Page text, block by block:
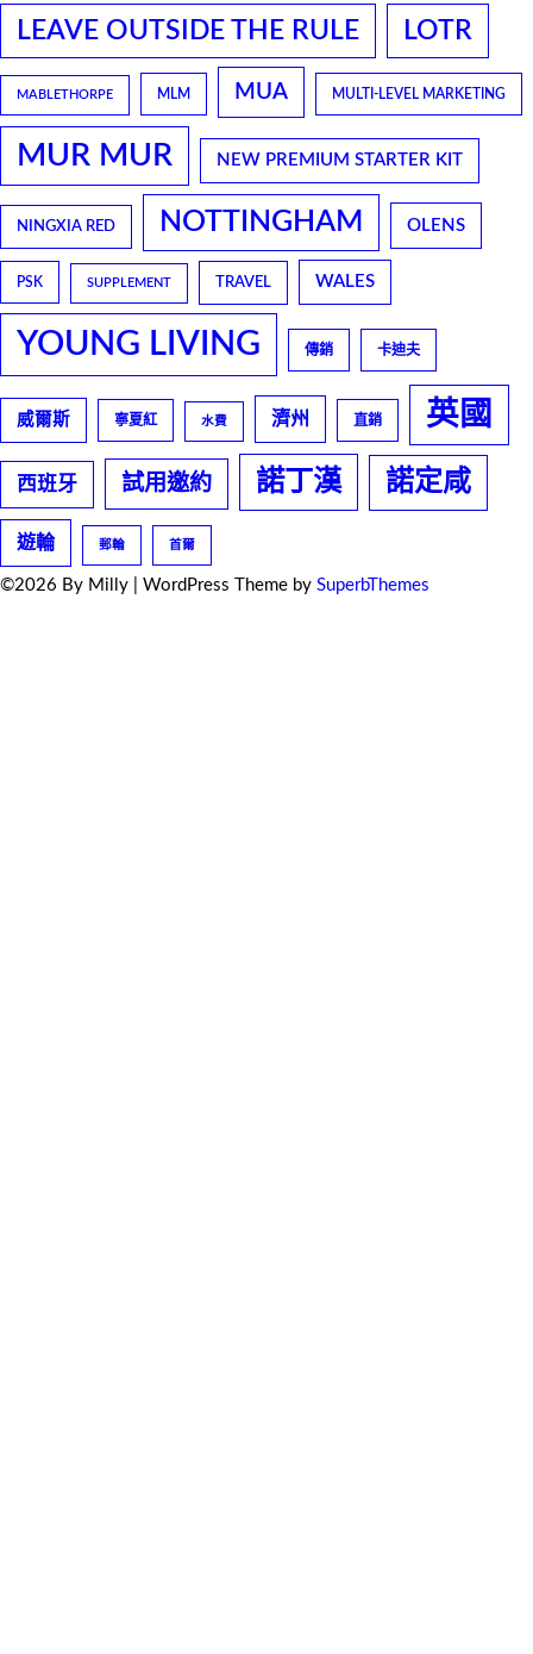
LEAVE OUTSIDE THE RULE LOTR
MABLETHORPE MLM MUA MULTI-LEVEL MARKETING
MUR MUR NEW PREMIUM STARTER KIT
NINGXIA RED NOTTINGHAM OLENS
PSK SUPPLEMENT TRAVEL WALES
YOUNG LIVING 傳銷 卡迪夫
威爾斯 寧夏紅 水費 濟州 直銷 英國
西班牙 試用邀約 諾丁漢 諾定咸
遊輪 郵輪 首爾
©2026 By Milly | WordPress Theme by SuperbThemes